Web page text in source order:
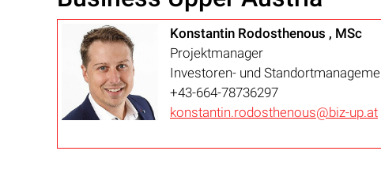
Konstantin Rodosthenous , MSc
Projektmanager
Investoren- und
+43-664-78736297
konstantin.rodosthenous@biz-up.at